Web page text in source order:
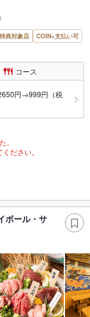
典対象店
COIN+支払い可
コース
円→999円（税
。
ださい。
ボール・サ